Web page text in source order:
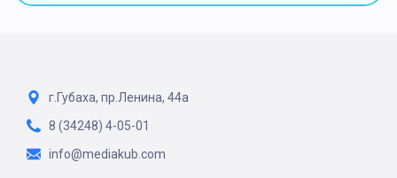
г.Губаха, пр.Ленина, 44а
8 (34248) 4-05-01
info@mediakub.com